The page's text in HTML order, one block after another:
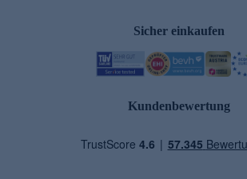
Sicher einkaufen
Kundenbewertung